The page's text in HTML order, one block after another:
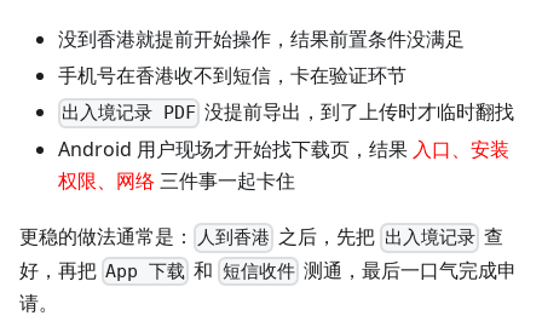
没到香港就提前开始操作，结果前置条件没满足
手机号在香港收不到短信，卡在验证环节
出入境记录 PDF 没提前导出，到了上传时才临时翻找
Android 用户现场才开始找下载页，结果 入口、安装
权限、网络三件事一起卡住
更稳的做法通常是： 人到香港 之后，先把 出入境记录查
好，再把 App 下载 和 短信收件测通，最后一口气完成申
请。